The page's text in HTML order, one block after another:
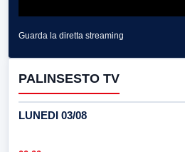
Guarda la diretta streaming
PALINSESTO TV
LUNEDI 03/08